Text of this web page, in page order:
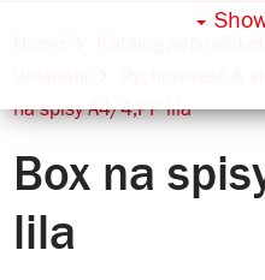
na spisy A4/4,PP lila
Box na
lila